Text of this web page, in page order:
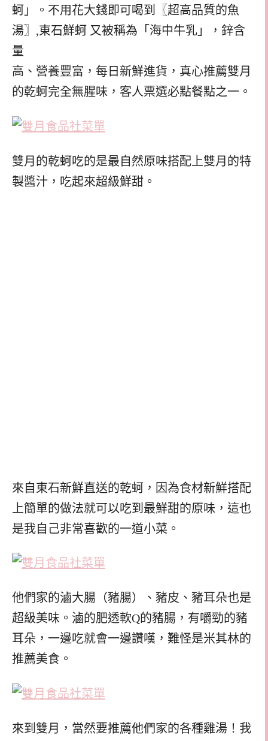
蚵」。不用花大錢即可喝到〖超高品質的魚
湯〗,東石鮮蚵 又被稱為「海中牛乳」，鋅含
量
高、營養豐富，每日新鮮進貨，真心推薦雙月
的乾蚵完全無腥味，客人票選必點餐點之一。
雙月的乾蚵吃的是最自然原味搭配上雙月的特
製醬汁，吃起來超級鮮甜。
來自東石新鮮直送的乾蚵，因為食材新鮮搭配
上簡單的做法就可以吃到最鮮甜的原味，這也
是我自己非常喜歡的一道小菜。
他們家的滷大腸（豬腸）、豬皮、豬耳朵也是
超級美味。滷的肥透軟Q的豬腸，有嚼勁的豬
耳朵，一邊吃就會一邊讚嘆，難怪是米其林的
推薦美食。
來到雙月，當然要推薦他們家的各種雞湯！我